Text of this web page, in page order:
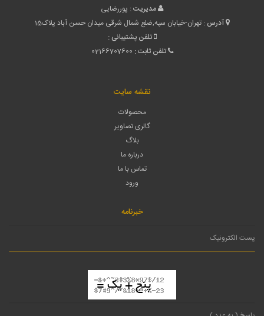
مدیریت : پوررضایی
آدرس : تهران-خیابان سپه,ضلع شمال شرقی میدان حسن آباد پلاک15
تلفن پشتیبانی :
تلفن ثابت : 02166707600
نقشه سایت
محصولات
گالری تصاویر
بلاگ
درباره ما
تماس با ما
ورود
خبرنامه